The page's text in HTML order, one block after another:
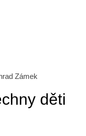
Zámek
děti